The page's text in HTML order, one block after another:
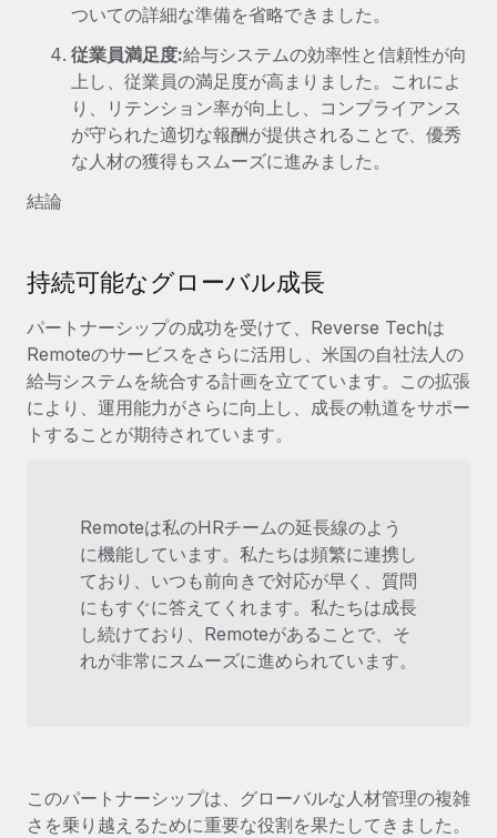
ついての詳細な準備を省略できました。
従業員満足度:給与システムの効率性と信頼性が向
上し、従業員の満足度が高まりました。これによ
り、リテンション率が向上し、コンプライアンス
が守られた適切な報酬が提供されることで、優秀
な人材の獲得もスムーズに進みました。
結論
持続可能なグローバル成長
パートナーシップの成功を受けて、Reverse Techは
Remoteのサービスをさらに活用し、米国の自社法人の
給与システムを統合する計画を立てています。この拡張
により、運用能力がさらに向上し、成長の軌道をサポー
トすることが期待されています。
Remoteは私のHRチームの延長線のよう
に機能しています。私たちは頻繁に連携し
ており、いつも前向きで対応が早く、質問
にもすぐに答えてくれます。私たちは成長
し続けており、Remoteがあることで、そ
れが非常にスムーズに進められています。
このパートナーシップは、グローバルな人材管理の複雑
さを乗り越えるために重要な役割を果たしてきました。